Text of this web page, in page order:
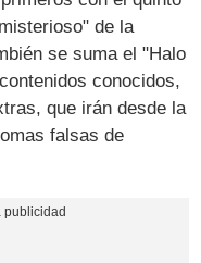
de la
se suma el "Halo
conocidos,
que irán desde la
falsas de